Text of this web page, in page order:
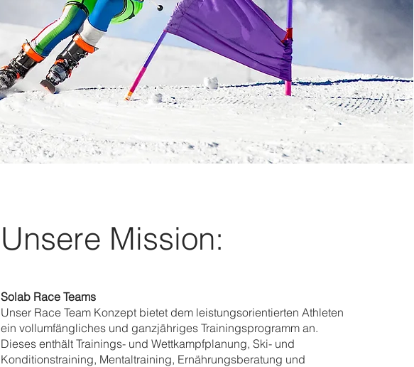
Unsere Mission:
Solab Race Teams
Unser Race Team Konzept bietet dem leistungsorientierten Athleten
ein vollumfängliches und ganzjähriges Trainingsprogramm an.
Dieses enthält Trainings- und Wettkampfplanung, Ski- und
Konditionstraining, Mentaltraining, Ernährungsberatung und